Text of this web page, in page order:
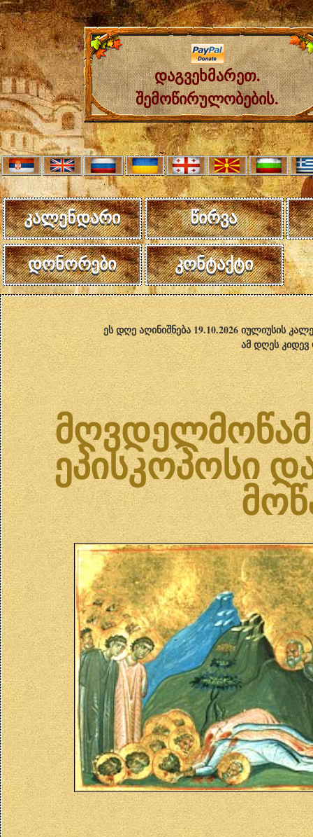
დაგვეხმარეთ.
შემოწირულობების.
კალენდარი წირვა
დონორები კონტაქტი
ეს დღე აღინიშნება 19.10.2026 იულიუსის
ამ დღეს
ეპისკოპოსი